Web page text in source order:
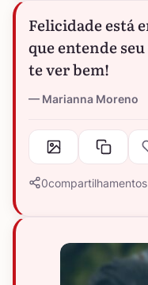
Felicidade está
que entende
te ver bem!
Marianna Moreno
0compartilhamentos